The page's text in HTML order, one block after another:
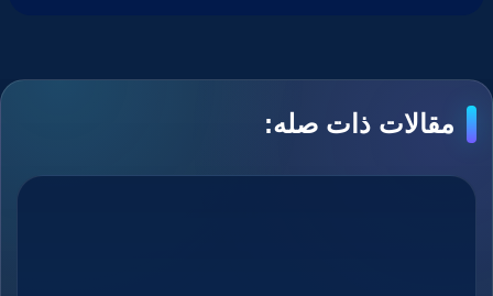
مقالات ذات صله: